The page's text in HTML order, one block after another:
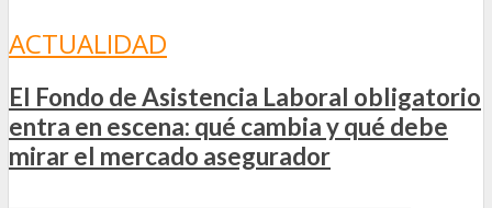
ACTUALIDAD
El Fondo de Asistencia Laboral obligatorio
entra en escena: qué cambia y qué debe
mirar el mercado asegurador